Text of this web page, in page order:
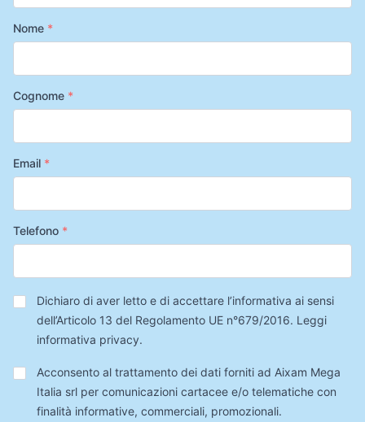
Nome *
Cognome *
Email *
Telefono *
Privacy*
Dichiaro di aver letto e di accettare l’informativa ai sensi
dell’Articolo 13 del Regolamento UE n°679/2016. Leggi
informativa privacy.
Trattamento
Dati
Acconsento al trattamento dei dati forniti ad Aixam Mega
Italia srl per comunicazioni cartacee e/o telematiche con
finalità informative, commerciali, promozionali.